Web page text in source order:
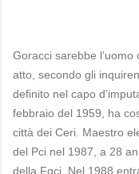
Goracci sarebbe
atto, secondo gli
definito nel capo
febbraio del 1959, ha
città dei Ceri. Maestro
del Pci nel 1987, a 28
della Fgci. Nel 1988